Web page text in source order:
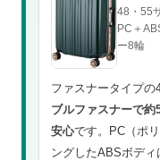
48・55
PC＋
ー8輪
ファスナータイプの
ブルファスナーで
安心です。PC（ポ
ングしたABSボデ